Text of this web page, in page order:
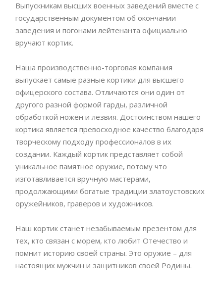
Выпускникам высших военных заведений вместе с
государственным документом об окончании
заведения и погонами лейтенанта официально
вручают кортик.
Наша производственно-торговая компания
выпускает самые разные кортики для высшего
офицерского состава. Отличаются они один от
другого разной формой гарды, различной
обработкой ножен и лезвия. Достоинством нашего
кортика является превосходное качество благодаря
творческому подходу профессионалов в их
создании. Каждый кортик представляет собой
уникальное памятное оружие, потому что
изготавливается вручную мастерами,
продолжающими богатые традиции златоустовских
оружейников, граверов и художников.
Наш кортик станет незабываемым презентом для
тех, кто связан с морем, кто любит Отечество и
помнит историю своей страны. Это оружие – для
настоящих мужчин и защитников своей Родины.